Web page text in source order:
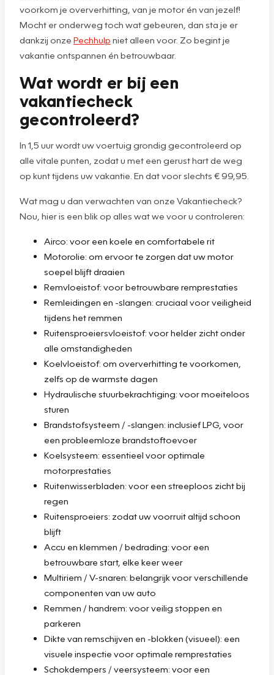
voorkom je oververhitting, van je motor én van jezelf!
Mocht er onderweg toch wat gebeuren, dan sta je er
dankzij onze Pechhulp niet alleen voor. Zo begint je
vakantie ontspannen én betrouwbaar.
Wat wordt er bij een
vakantiecheck
gecontroleerd?
In 1,5 uur wordt uw voertuig grondig gecontroleerd op
alle vitale punten, zodat u met een gerust hart de weg
op kunt tijdens uw vakantie. En dat voor slechts € 99,95.
Wat mag u dan verwachten van onze Vakantiecheck?
Nou, hier is een blik op alles wat we voor u controleren:
Airco: voor een koele en comfortabele rit
Motorolie: om ervoor te zorgen dat uw motor
soepel blijft draaien
Remvloeistof: voor betrouwbare remprestaties
Remleidingen en -slangen: cruciaal voor veiligheid
tijdens het remmen
Ruitensproeiersvloeistof: voor helder zicht onder
alle omstandigheden
Koelvloeistof: om oververhitting te voorkomen,
zelfs op de warmste dagen
Hydraulische stuurbekrachtiging: voor moeiteloos
sturen
Brandstofsysteem / -slangen: inclusief LPG, voor
een probleemloze brandstoftoevoer
Koelsysteem: essentieel voor optimale
motorprestaties
Ruitenwisserbladen: voor een streeploos zicht bij
regen
Ruitensproeiers: zodat uw voorruit altijd schoon
blijft
Accu en klemmen / bedrading: voor een
betrouwbare start, elke keer weer
Multiriem / V-snaren: belangrijk voor verschillende
componenten van uw auto
Remmen / handrem: voor veilig stoppen en
parkeren
Dikte van remschijven en -blokken (visueel): een
visuele inspectie voor optimale remprestaties
Schokdempers / veersysteem: voor een